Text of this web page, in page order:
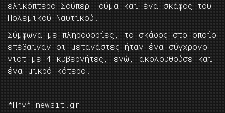
ελικόπτερο Σούπερ Πούμα και ένα σκάφος του
Πολεμικού Ναυτικού.
Σύμφωνα με πληροφορίες, το σκάφος στο οποίο
επέβαιναν οι μετανάστες ήταν ένα σύγχρονο
γιοτ με 4 κυβερνήτες, ενώ, ακολουθούσε και
ένα μικρό κότερο.
*Πηγή newsit.gr